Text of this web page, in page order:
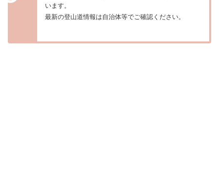
います。
最新の登山道情報は自治体等でご確認ください。